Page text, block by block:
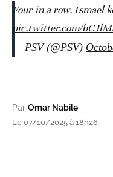
Four in a row. Ismael
pic.twitter.com/
— PSV (@PSV)
Par Omar Nabile
Le 07/10/2025 à 18h26